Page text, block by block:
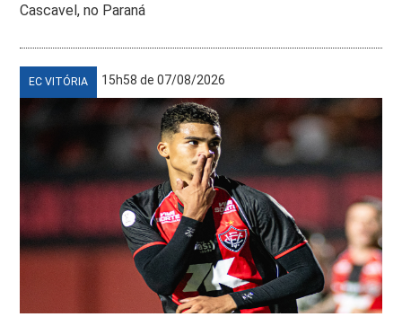
Cascavel, no Paraná
EC VITÓRIA 15h58 de 07/08/2026